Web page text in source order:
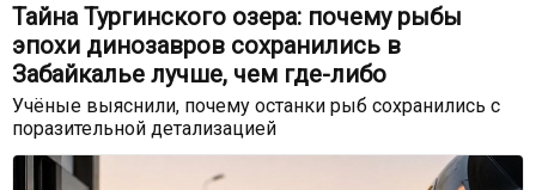
Тайна Тургинского озера: почему рыбы
эпохи динозавров сохранились в
Забайкалье лучше, чем где-либо
Учёные выяснили, почему останки рыб сохранились с
поразительной детализацией